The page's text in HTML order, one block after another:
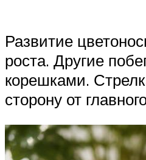
Развитие
роста. Другие
корешками.
сторону от